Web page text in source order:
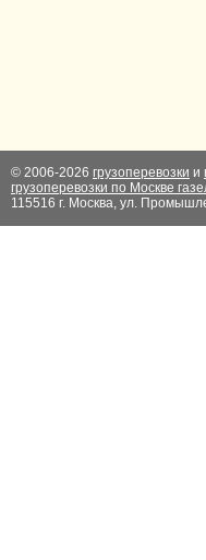
© 2006-2026 грузоперевозки и
грузоперевозки по Москве
115516 г. Москва, ул.